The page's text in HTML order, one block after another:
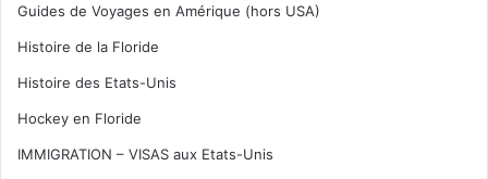
Guides de Voyages en Amérique (hors USA)
Histoire de la Floride
Histoire des Etats-Unis
Hockey en Floride
IMMIGRATION – VISAS aux Etats-Unis